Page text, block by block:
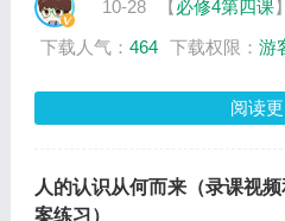
调整人口政策
我国人口政策
10-28 【必修4第四课】
下载人气： 464 下载权限： 游
阅读
人的认识从何而来（录课视
案练习）